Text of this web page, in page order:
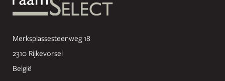
Merksplassesteenweg 18
2310 Rijkevorsel
België